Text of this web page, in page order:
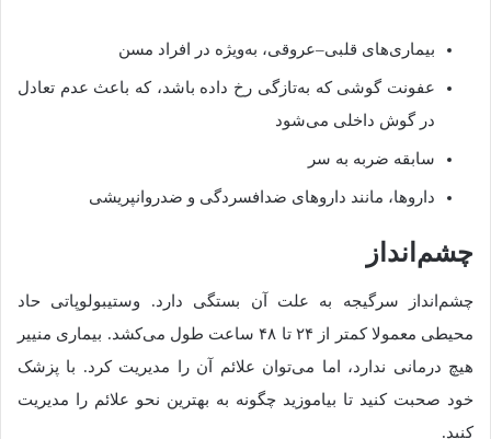
بیماری‌های قلبی–عروقی، به‌ویژه در افراد مسن
عفونت گوشی که به‌تازگی رخ داده باشد، که باعث عدم تعادل
در گوش داخلی می‌شود
سابقه ضربه به سر
داروها، مانند داروهای ضدافسردگی و ضدروانپریشی
چشم‌انداز
چشم‌انداز سرگیجه به علت آن بستگی دارد. وستیبولوپاتی حاد
محیطی معمولا کمتر از
تا ساعت طول می‌کشد. بیماری منییر
هیچ درمانی ندارد، اما می‌توان علائم آن را مدیریت کرد. با پزشک
خود صحبت کنید تا بیاموزید چگونه به بهترین نحو علائم را مدیریت
کنید.